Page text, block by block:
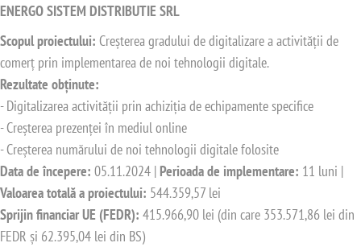
ENERGO SISTEM DISTRIBUTIE SRL
Scopul proiectului: Creșterea gradului de digitalizare a activității de
comerț prin implementarea de noi tehnologii digitale.
Rezultate obținute:
- Digitalizarea activității prin achiziția de echipamente specifice
- Creșterea prezenței în mediul online
- Creșterea numărului de noi tehnologii digitale folosite
Data de începere: 05.11.2024 | Perioada de implementare: 11 luni |
Valoarea totală a proiectului: 544.359,57 lei
Sprijin financiar UE (FEDR): 415.966,90 lei (din care 353.571,86 lei din
FEDR și 62.395,04 lei din BS)